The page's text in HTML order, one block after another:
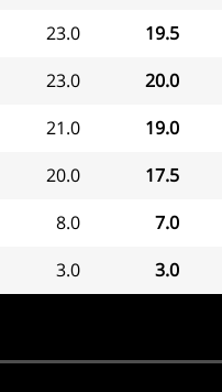
19.5
23.0
20.0
23.0
19.0
21.0
17.5
20.0
7.0
8.0
3.0
3.0